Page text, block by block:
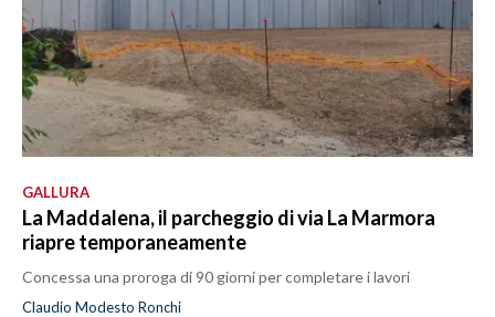
GALLURA
La Maddalena, il parcheggio di via La Marmora
riapre temporaneamente
Concessa una proroga di 90 giorni per completare i lavori
Claudio Modesto Ronchi